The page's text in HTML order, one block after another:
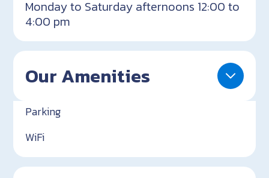
Monday to Saturday afternoons 12:00 to
4:00 pm
Our Amenities
Parking
WiFi